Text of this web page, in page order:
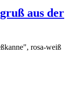
aus der
rosa-weiß